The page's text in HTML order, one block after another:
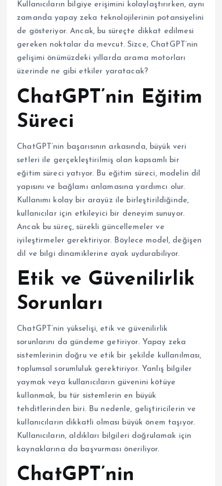
Kullanıcıların bilgiye erişimini kolaylaştırırken, aynı
zamanda yapay zeka teknolojilerinin potansiyelini
de gösteriyor. Ancak, bu süreçte dikkat edilmesi
gereken noktalar da mevcut. Sizce, ChatGPT’nin
gelişimi önümüzdeki yıllarda arama motorları
üzerinde ne gibi etkiler yaratacak?
ChatGPT’nin Eğitim
Süreci
ChatGPT’nin başarısının arkasında, büyük veri
setleri ile gerçekleştirilmiş olan kapsamlı bir
eğitim süreci yatıyor. Bu eğitim süreci, modelin dil
yapısını ve bağlamı anlamasına yardımcı olur.
Kullanımı kolay bir arayüz ile birleştirildiğinde,
kullanıcılar için etkileyici bir deneyim sunuyor.
Ancak bu süreç, sürekli güncellemeler ve
iyileştirmeler gerektiriyor. Böylece model, değişen
dil ve bilgi dinamiklerine ayak uydurabiliyor.
Etik ve Güvenilirlik
Sorunları
ChatGPT’nin yükselişi, etik ve güvenilirlik
sorunlarını da gündeme getiriyor. Yapay zeka
sistemlerinin doğru ve etik bir şekilde kullanılması,
toplumsal sorumluluk gerektiriyor. Yanlış bilgiler
yaymak veya kullanıcıların güvenini kötüye
kullanmak, bu tür sistemlerin en büyük
tehditlerinden biri. Bu nedenle, geliştiricilerin ve
kullanıcıların dikkatli olması büyük önem taşıyor.
Kullanıcıların, aldıkları bilgileri doğrulamak için
kaynaklarına da başvurması öneriliyor.
ChatGPT’nin